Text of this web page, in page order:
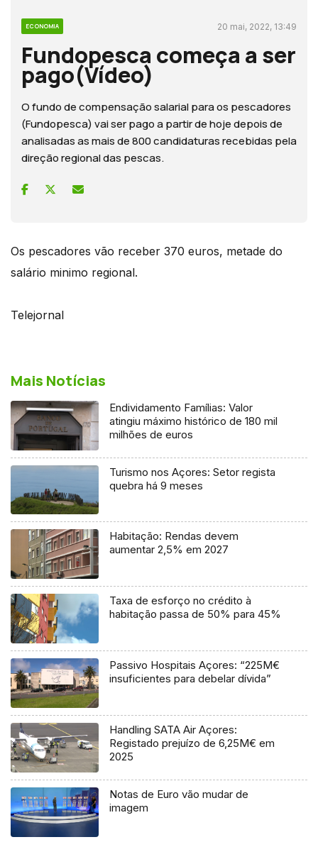
ECONOMIA 20 mai, 2022, 13:49
Fundopesca começa a ser
pago(Vídeo)
O fundo de compensação salarial para os pescadores
(Fundopesca) vai ser pago a partir de hoje depois de
analisadas as mais de 800 candidaturas recebidas pela
direção regional das pescas.
Os pescadores vão receber 370 euros, metade do
salário minimo regional.
Telejornal
Mais Notícias
Endividamento Famílias: Valor
atingiu máximo histórico de 180 mil
milhões de euros
Turismo nos Açores: Setor regista
quebra há 9 meses
Habitação: Rendas devem
aumentar 2,5% em 2027
Taxa de esforço no crédito à
habitação passa de 50% para 45%
Passivo Hospitais Açores: “225M€
insuficientes para debelar dívida”
Handling SATA Air Açores:
Registado prejuízo de 6,25M€ em
2025
Notas de Euro vão mudar de
imagem